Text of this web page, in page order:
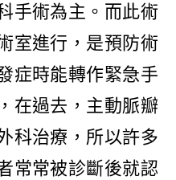
手術為主。而此術
室進行，是預防術
症時能轉作緊急手
在過去，主動脈瓣
科治療，所以許多
常常被診斷後就認